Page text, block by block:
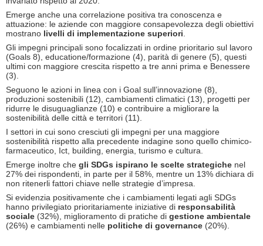
Emerge anche una correlazione positiva tra conoscenza e
attuazione: le aziende con maggiore consapevolezza degli obiettivi
mostrano livelli di implementazione superiori
Gli impegni principali sono focalizzati in ordine prioritario sul lavoro
(Goals 8), educatione/formazione (4), parità di genere (5), questi
ultimi con maggiore crescita rispetto a tre anni prima e Benessere
(3).
Seguono le azioni in linea con i Goal sull’innovazione (8),
produzioni sostenibili (12), cambiamenti climatici (13), progetti per
ridurre le disuguaglianze (10) e contribuire a migliorare la
sostenibilità delle città e territori (11).
I settori in cui sono cresciuti gli impegni per una maggiore
sostenibilità rispetto alla precedente indagine sono quello chimico-
farmaceutico, Ict, building, energia, turismo e cultura.
Emerge inoltre che gli SDGs ispirano le scelte strategiche nel
27% dei rispondenti, in parte per il 58%, mentre un 13% dichiara di
non ritenerli fattori chiave nelle strategie d’impresa.
Si evidenzia positivamente che i cambiamenti legati agli SDGs
hanno privilegiato prioritariamente iniziative di responsabilità
sociale (32%), miglioramento di pratiche di gestione ambientale
(26%) e cambiamenti nelle politiche di governance (20%).